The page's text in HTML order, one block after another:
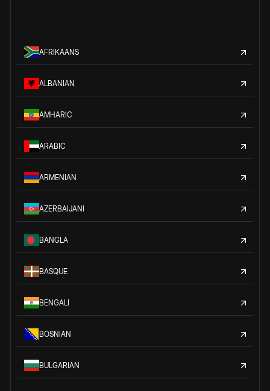
AFRIKAANS
ALBANIAN
AMHARIC
ARABIC
ARMENIAN
AZERBAIJANI
BANGLA
BASQUE
BENGALI
BOSNIAN
BULGARIAN